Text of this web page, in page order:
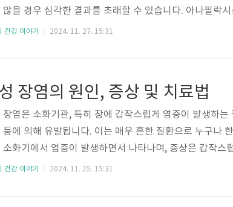
않을 경우 심각한 결과를 초래할 수 있습니다. 아나필락
원인으로 발생할 수 있으며, 증상 역시 매우 다양하게 나
, 증상, 응급처치 방법, 예방 전략을 포함..
건강 이야기 2024. 11. 27. 15:31
장염의 원인, 증상 및 치료법
장염은 소화기관, 특히 장에 갑작스럽게 염증이 발생하는
등에 의해 유발됩니다. 이는 매우 흔한 질환으로 누구나
소화기에서 염증이 발생하면서 나타나며, 증상은 갑작스
매우 다양하지만, 감염성 원인이 가장 일반적입니다. 특
건강 이야기 2024. 11. 25. 15:31